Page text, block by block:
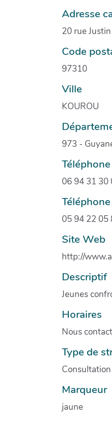
Adresse
20 rue
Code
97310
Ville
KOUROU
973 -
06 94 31 30
05 94 22 05
Site Web
http://
Descriptif
Jeunes
Horaires
Nous
Type de
Marqueur
jaune